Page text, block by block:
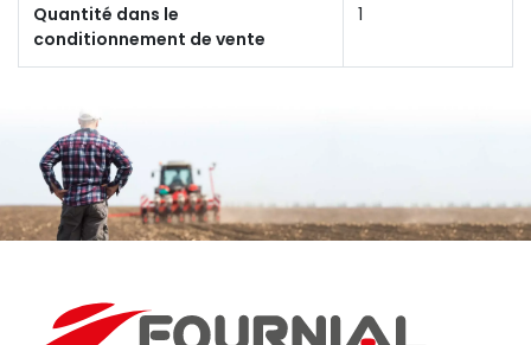
Quantité dans le
conditionnement de vente
1